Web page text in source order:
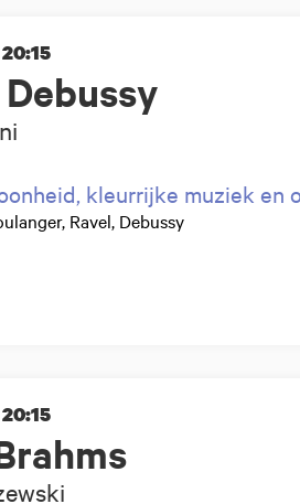
20:15
kleurrijke muziek en
Ravel, Debussy
20:15